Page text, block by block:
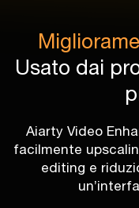
Usato dai
Aiarty Video
facilmente
editing e